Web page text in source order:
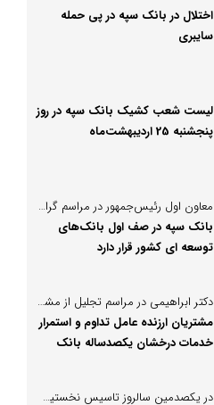
اختلال در بانک سپه در پی حمله
سایبری
لیست شعب کشیک بانک سپه در روز
پنجشنبه 25 اردیبهشت‌ماه
معاون اول رئیس‌جمهور در مراسم گرامیداشت یکصد سالگی بانک سپه:
بانک سپه در صف اول بانک‌های
توسعه ای کشور قرار دارد
دکتر ابراهیمی در مراسم تجلیل از مشتریان برتر بانک سپه:
مشتریان ارزنده عامل تداوم و استمرار
خدمات درخشان یکصدساله بانک
در یکصدمین سالروز تاسیس نخستین بانک ایرانی